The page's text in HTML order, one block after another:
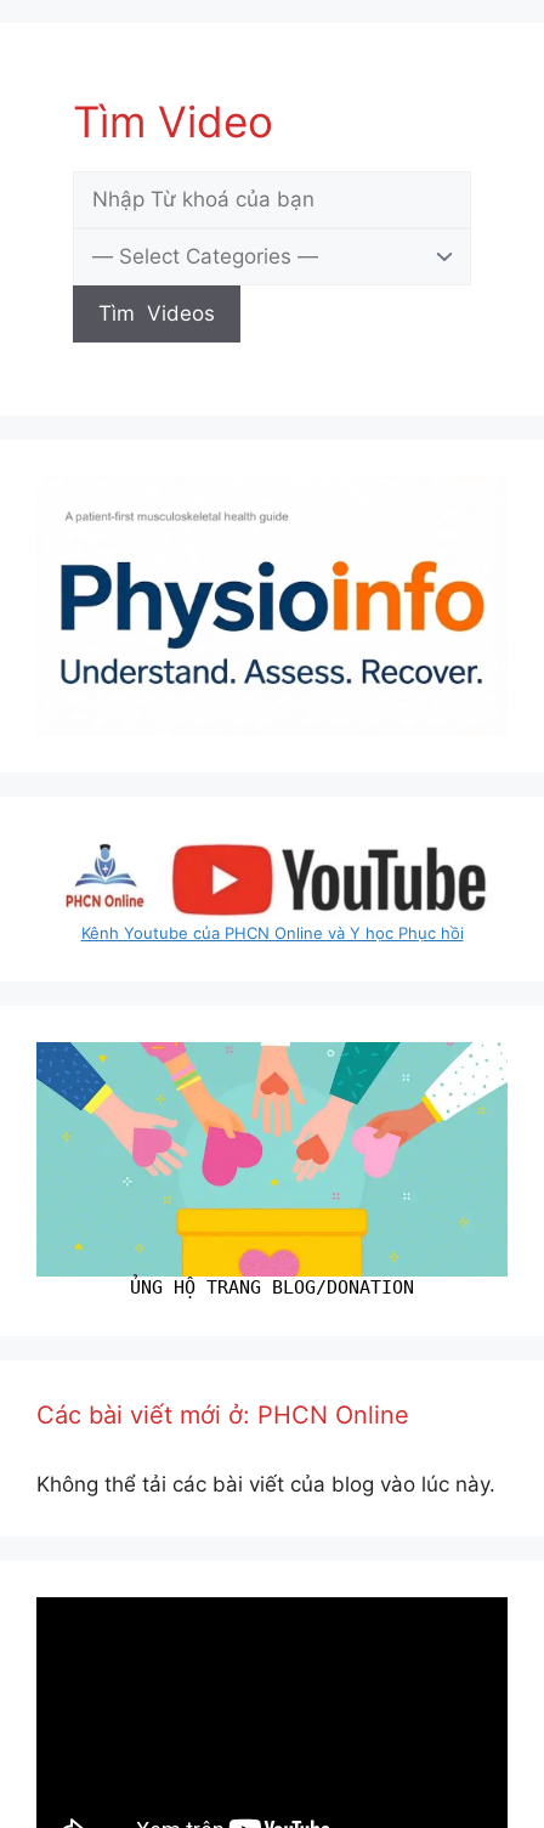
Tìm Video
Kênh Youtube của PHCN Online và Y học Phục hồi
ỦNG HỘ TRANG BLOG/DONATION
Các bài viết mới ở: PHCN Online
Không thể tải các bài viết của blog vào lúc này.